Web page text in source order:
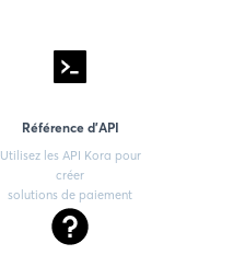
Référence d'API
Utilisez les API Kora pour
créer
solutions de paiement